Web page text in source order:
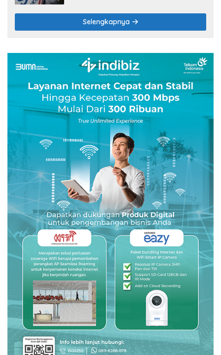
Selengkapnya